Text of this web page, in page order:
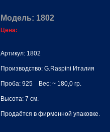
Модель: 1802
Цена:
Артикул: 1802
Производство: G.Raspini Италия
Проба: 925 Вес: ~ 180,0 гр.
Высота: 7 см.
Продаётся в фирменной упаковке.